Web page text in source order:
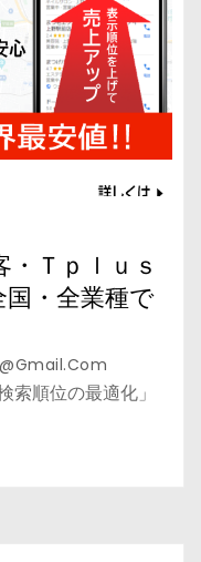
・Ｔｐｌｕｓ
国・全業種で
索順位の最適化」